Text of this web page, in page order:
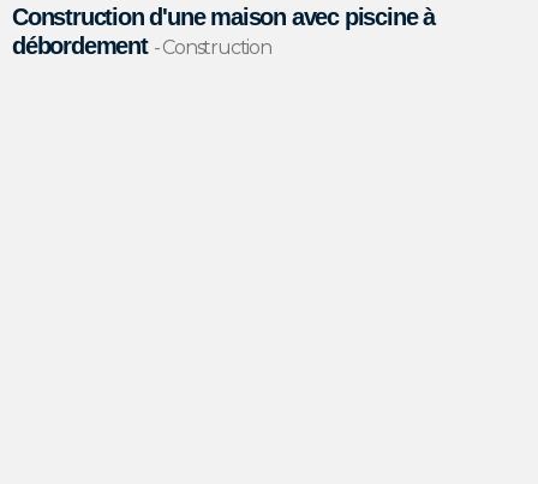
Construction d'une maison avec piscine à
débordement - Construction